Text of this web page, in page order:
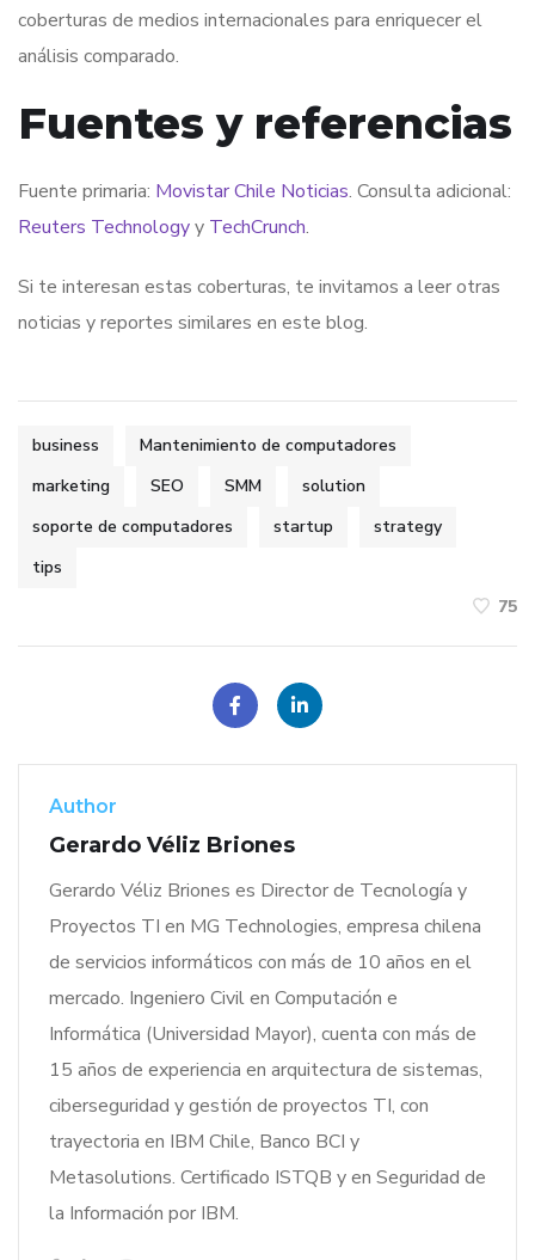
coberturas de medios internacionales para enriquecer el
análisis comparado.
Fuentes y referencias
Fuente primaria: Movistar Chile Noticias. Consulta adicional:
Reuters Technologyy TechCrunch.
Si te interesan estas coberturas, te invitamos a leer otras
noticias y reportes similares en este blog.
business
Mantenimiento de computadores
marketing
SEO SMM
solution
soporte de computadores
startup
strategy
tips
75
Author
Gerardo Véliz Briones
Gerardo Véliz Briones es Director de Tecnología y
Proyectos TI en MG Technologies, empresa chilena
de servicios informáticos con más de 10 años en el
mercado. Ingeniero Civil en Computación e
Informática (Universidad Mayor), cuenta con más de
15 años de experiencia en arquitectura de sistemas,
ciberseguridad y gestión de proyectos TI, con
trayectoria en IBM Chile, Banco BCI y
Metasolutions. Certificado ISTQB y en Seguridad de
la Información por IBM.